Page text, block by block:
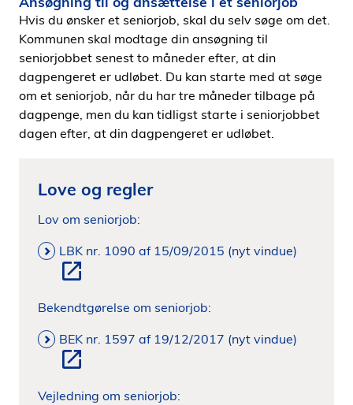
Hvis du ønsker et seniorjob, skal du selv søge om det.
Kommunen skal modtage din ansøgning til
seniorjobbet senest to måneder efter, at din
dagpengeret er udløbet. Du kan starte med at søge
om et seniorjob, når du har tre måneder tilbage på
dagpenge, men du kan tidligst starte i seniorjobbet
dagen efter, at din dagpengeret er udløbet.
Love og regler
Lov om seniorjob:
LBK nr. 1090 af 15/09/2015 (nyt vindue)
Bekendtgørelse om seniorjob:
BEK nr. 1597 af 19/12/2017 (nyt vindue)
Vejledning om seniorjob: